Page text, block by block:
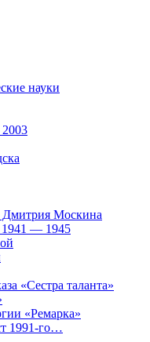
науки
Дмитрия Москина
1941 — 1945
«Сестра таланта»
«Ремарка»
1991-го…